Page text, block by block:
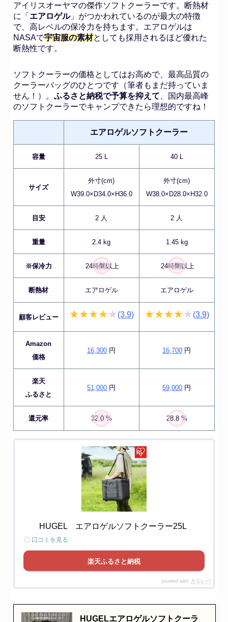
アイリスオーヤマの傑作ソフトクーラーです。断熱材
に「 エアロゲル」がつかわれているのが最大の特徴
で、高レベルの保冷力を持ちます。エアロゲルは
NASAで宇宙服の素材としても採用されるほど優れた
断熱性です。
ソフトクーラーの価格としてはお高めで、最高品質の
クーラーバッグのひとつです（筆者もまだ持っていま
せん！）。 ふるさと納税で予算を抑えて 、国内最高峰
のソフトクーラーでキャンプできたら理想的ですね！
エアロゲルソフトクーラー
容量 25 L 40 L
サイズ
外寸(cm)
W39.0×D34.0×H36.0
外寸(cm)
W38.0×D28.0×H32.0
目安 2 人 2 人
重量 2.4 kg 1.45 kg
※保冷力 24時間以上 24時間以上
断熱材 エアロゲル エアロゲル
顧客レビュー (3.9) (3.9)
Amazon
価格
16,300 円 16,700 円
楽天
ふるさと
51,000 円 59,000 円
還元率 32.0 % 28.8 %
HUGEL エアロゲルソフトクーラー25L
posted with カエレバ
〇 口コミを見る
楽天ふるさと納税
HUGELエアロゲルソフトクーラ